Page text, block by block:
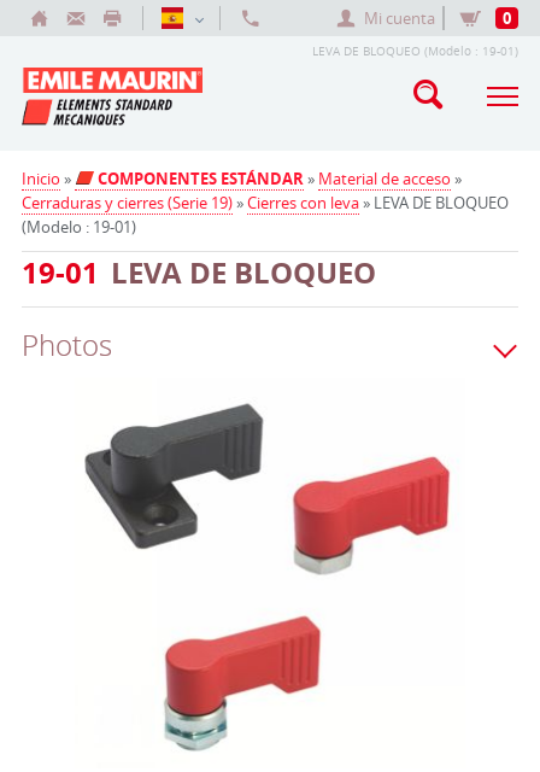
Mi cuenta 0
LEVA DE BLOQUEO (Modelo : 19-01)
Inicio » COMPONENTES ESTÁNDAR» Material de acceso »
Cerraduras y cierres (Serie 19)»Cierres con leva» LEVA DE BLOQUEO
(Modelo : 19-01)
19-01 LEVA DE BLOQUEO
Photos